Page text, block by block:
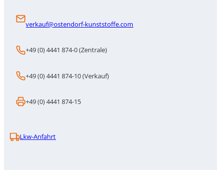
verkauf@ostendorf-kunststoffe.com
+49 (0) 4441 874-0 (Zentrale)
+49 (0) 4441 874-10 (Verkauf)
+49 (0) 4441 874-15
Lkw-Anfahrt